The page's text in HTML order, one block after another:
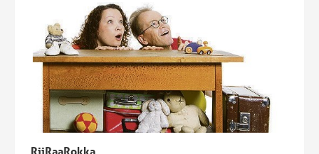
RiiRaaRokka